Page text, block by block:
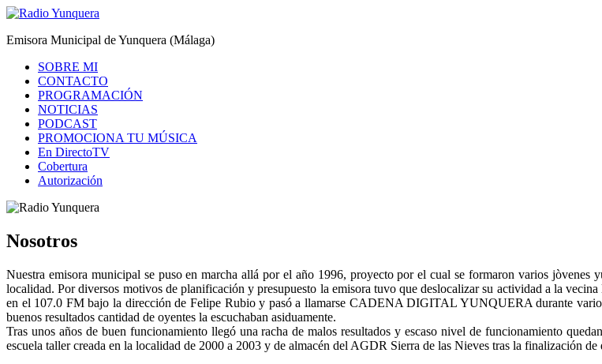
Saltar
contenido
Radio Yunquera
Emisora Municipal de Yunquera (Málaga)
SOBRE MI
CONTACTO
PROGRAMACIÓN
NOTICIAS
PODCAST
PROMOCIONA TU MÚSICA
En DirectoTV
Cobertura
Autorización
Nosotros
Nuestra emisora municipal se puso en marcha allá por el año 1996, proyecto por el cual se formaron varios
localidad. Por diversos motivos de planificación y presupuesto la emisora tuvo que deslocalizar su actividad a la
en el 107.0 FM bajo la dirección de Felipe Rubio y pasó a llamarse CADENA DIGITAL YUNQUERA durante
buenos resultados cantidad de oyentes la escuchaban asiduamente.
Tras unos años de buen funcionamiento llegó una racha de malos resultados y escaso nivel de funcionamiento
escuela taller creada en la localidad de 2000 a 2003 y de almacén del AGDR Sierra de las Nieves tras la finalización de